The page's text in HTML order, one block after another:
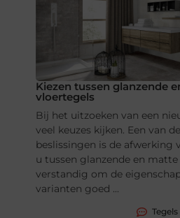
Kiezen tussen glanzende
vloertegels
Bij het uitzoeken van een
veel keuzes kijken. Een van
beslissingen is de afwerking
u tussen glanzende en
verstandig om de
varianten goed ...
Tegels